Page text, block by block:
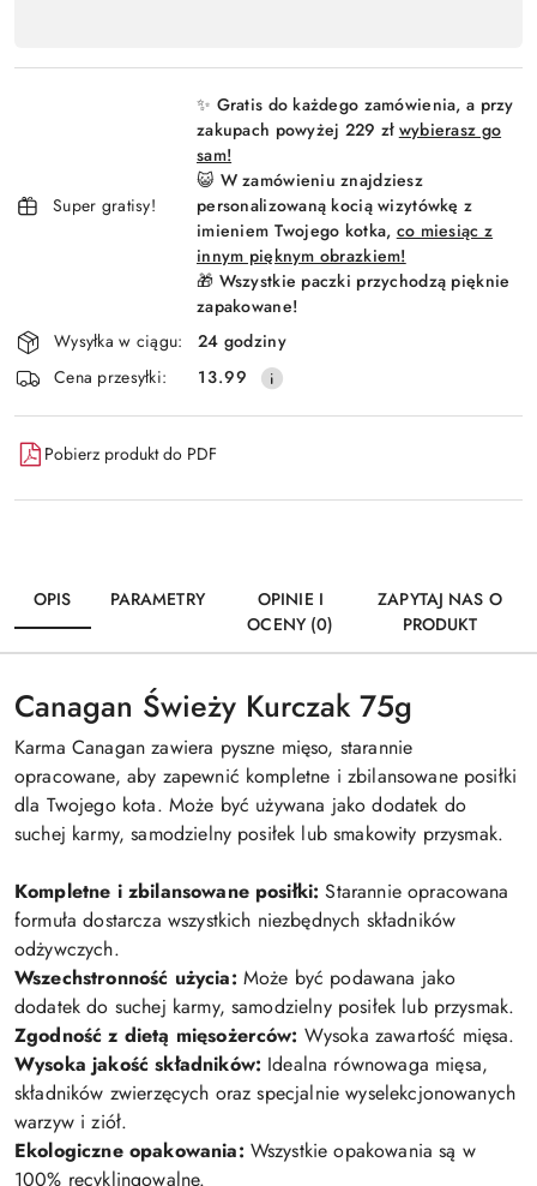
płatność
Super gratisy!
✨ Gratis do każdego zamówienia, a przy
zakupach powyżej 229 zł wybierasz go
sam!
😺 W zamówieniu znajdziesz
personalizowaną kocią wizytówkę z
imieniem Twojego kotka, co miesiąc z
innym pięknym obrazkiem!
🎁 Wszystkie paczki przychodzą pięknie
zapakowane!
Wysyłka w ciągu:
24 godziny
Cena przesyłki:
13.99
Pobierz produkt do PDF
OPIS PARAMETRY
OPINIE I
OCENY (0)
ZAPYTAJ NAS O
PRODUKT
Canagan Świeży Kurczak 75g
Karma Canagan zawiera pyszne mięso, starannie
opracowane, aby zapewnić kompletne i zbilansowane posiłki
dla Twojego kota. Może być używana jako dodatek do
suchej karmy, samodzielny posiłek lub smakowity przysmak.
Kompletne i zbilansowane posiłki: Starannie opracowana
formuła dostarcza wszystkich niezbędnych składników
odżywczych.
Wszechstronność użycia: Może być podawana jako
dodatek do suchej karmy, samodzielny posiłek lub przysmak.
Zgodność z dietą mięsożerców: Wysoka zawartość mięsa.
Wysoka jakość składników: Idealna równowaga mięsa,
składników zwierzęcych oraz specjalnie wyselekcjonowanych
warzyw i ziół.
Ekologiczne opakowania: Wszystkie opakowania są w
100% recyklingowalne.